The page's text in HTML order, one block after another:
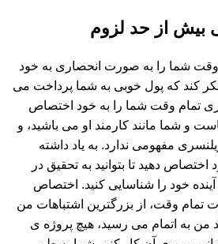
شما را به صورت انحصاری به خود
کند که پول خوبی به شما پرداخت می
تمام وقت شما را به خود اختصاص
و شما مانند کارمند او می باشید، و
مفهومی ندارد. به یاد داشته
اختصاص دهید تا بتوانید به تحقیق در
آینده خود را شناسایی کنید. اختصاص
وقت، از بزرگترین اشتباهات من
من به اتمام می رسید، هیچ پروژه ی